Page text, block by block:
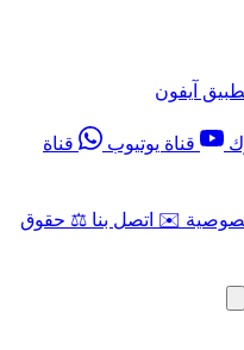
آيفون
قناة يوتيوب
قناة
✉️ اتصل بنا ⚖️ حقوق